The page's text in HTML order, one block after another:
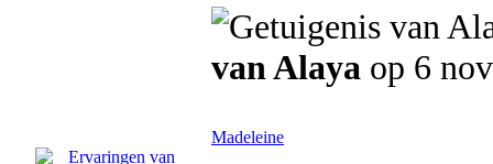
van Alaya op 6
Madeleine